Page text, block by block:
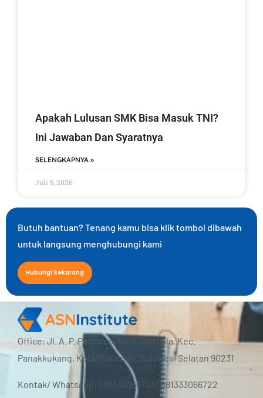
Apakah Lulusan SMK Bisa Masuk TNI?
Ini Jawaban Dan Syaratnya
SELENGKAPNYA »
Juli 5, 2026
Butuh bantuan? Tenang kamu bisa klik tombol dibawah
untuk langsung menghubungi kami
Hubungi Sekarang
Office: Jl. A. P. Pettarani No.9, Sinrijala, Kec.
Panakkukang, Kota Makassar, Sulawesi Selatan 90231
Kontak/ Whatsapp: 081333066733/ 081333066722